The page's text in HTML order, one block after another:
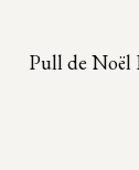
Pull de Noël